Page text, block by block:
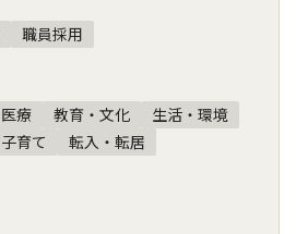
職員採用
療 教育・文化
生活・環境
育て 転入・転居